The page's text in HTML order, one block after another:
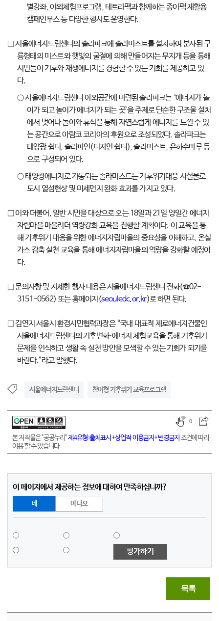
별강좌, 야외체험프로그램, 테트라팩과 함께하는 종이팩 재활용
캠페인부스 등 다양한 행사도 운영한다.
□ 서울에너지드림센터의 솔라파크에 솔라미스트를 설치하여 분사된 구
름형태의 미스트와 햇빛의 굴절에 의해 만들어지는 무지개 등을 통해
시민들이 기후와 재생에너지를 경험할 수 있는 기회를 제공하고 있
다.
○ 서울에너지드림센터 야외공간에 마련된 솔라파크는 ‘에너지가 놀
이가 되고 놀이가 에너지가 되는 곳’을 주제로 단순한 구조물 설치
에서 벗어나 놀이와 휴식을 통해 자연스럽게 에너지를 느낄 수 있
는 공간으로 아람코 코리아의 후원으로 조성되었다. 솔라파크는
태양광 쉼터, 솔라파인(디자인 쉼터), 솔라미스트, 은하수마루 등
으로 구성되어 있다.
○ 태양광에너지로 가동되는 솔라미스트는 기후위기대응 시설물로
도시 열섬현상 및 미세먼지 완화 효과를 가지고 있다.
□ 이와 더불어, 일반 시민을 대상으로 오는 18일과 21일 양일간 에너지
자립마을 마을리더 역량강화 교육을 진행할 계획이다. 이 교육을 통
해 기후위기 대응을 위한 에너지자립마을의 중요성을 이해하고, 온실
가스 감축 실천 교육을 통해 에너지자립마을의 역량을 강화할 예정이
다.
□ 문의사항 및 자세한 행사 내용은 서울에너지드림센터 전화(☎02-
3151-0562) 또는 홈페이지(seouledc.or.kr)로 하면 된다.
□ 김연지 서울시 환경시민협력과장은 “국내 대표적 제로에너지건물인
서울에너지드림센터의 기후변화·에너지 체험교육을 통해 기후위기
문제를 인식하고 생활 속 실천 방안을 모색할 수 있는 기회가 되기를
바란다.”라고 말했다.
서울에너지드림센터 참여형 기후위기 교육프로그램
본 저작물은 "공공누리"제4유형:출처표시+상업적 이용금지+변경금지 조건에 따라
이용 할 수 있습니다.
0
이 페이지에서 제공하는 정보에 대하여 만족하십니까?
네 아니오
평가하기
목록